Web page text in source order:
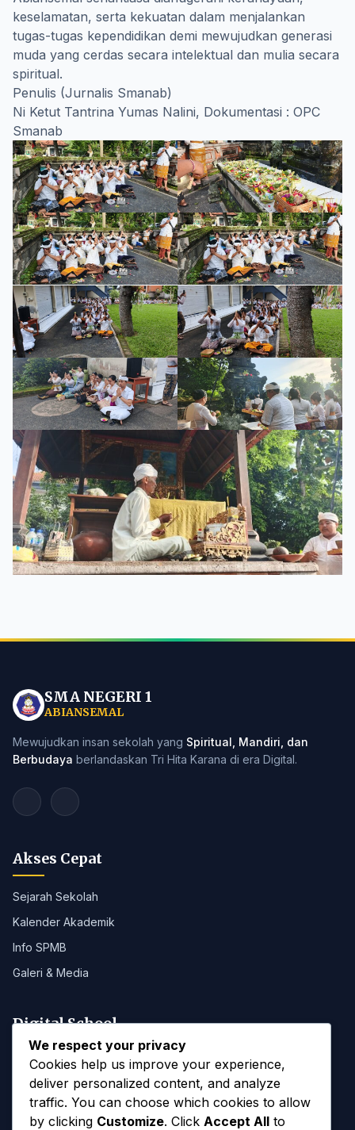
keselamatan, serta kekuatan dalam menjalankan
tugas-tugas kependidikan demi mewujudkan generasi
muda yang cerdas secara intelektual dan mulia secara
spiritual.
Penulis (Jurnalis Smanab)
Ni Ketut Tantrina Yumas Nalini, Dokumentasi : OPC
Smanab
SMA NEGERI 1
ABIANSEMAL
Mewujudkan insan sekolah yang Spiritual, Mandiri, dan
Berbudaya berlandaskan Tri Hita Karana di era Digital.
Akses Cepat
Sejarah Sekolah
Kalender Akademik
Info SPMB
Galeri & Media
Digital School
Portal SMANAB
Kontak
We respect your privacy
Cookies help us improve your experience,
deliver personalized content, and analyze
traffic. You can choose which cookies to allow
by clicking Customize. Click Accept All to